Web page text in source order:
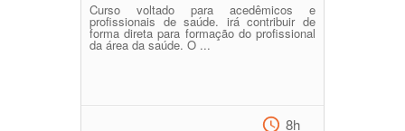
Curso voltado para acedêmicos e
profissionais de saúde. irá contribuir de
forma direta para formação do profissional
da área da saúde. O ...
8h